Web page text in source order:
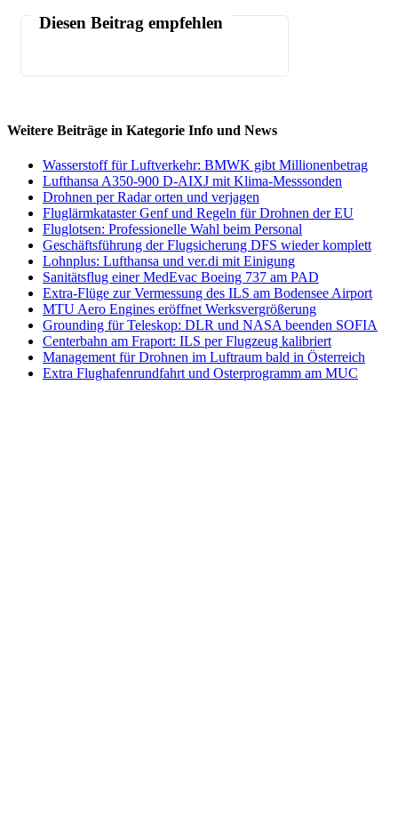
Diesen Beitrag empfehlen
Weitere Beiträge in Kategorie Info und News
Wasserstoff für Luftverkehr: BMWK gibt Millionenbetrag
Lufthansa A350-900 D-AIXJ mit Klima-Messsonden
Drohnen per Radar orten und verjagen
Fluglärmkataster Genf und Regeln für Drohnen der EU
Fluglotsen: Professionelle Wahl beim Personal
Geschäftsführung der Flugsicherung DFS wieder komplett
Lohnplus: Lufthansa und ver.di mit Einigung
Sanitätsflug einer MedEvac Boeing 737 am PAD
Extra-Flüge zur Vermessung des ILS am Bodensee Airport
MTU Aero Engines eröffnet Werksvergrößerung
Grounding für Teleskop: DLR und NASA beenden SOFIA
Centerbahn am Fraport: ILS per Flugzeug kalibriert
Management für Drohnen im Luftraum bald in Österreich
Extra Flughafenrundfahrt und Osterprogramm am MUC